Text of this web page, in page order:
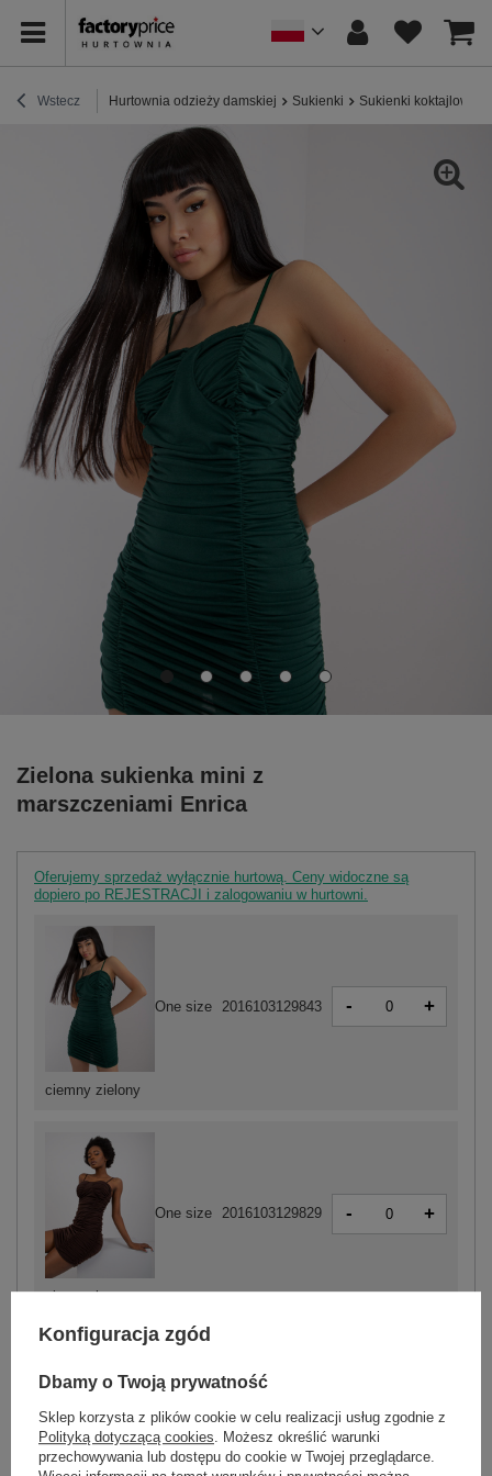
Wstecz Hurtownia odzieży damskiej Sukienki Sukienki koktajlowe /
Zielona sukienka mini z
marszczeniami Enrica
Oferujemy sprzedaż wyłącznie hurtową. Ceny widoczne są
dopiero po REJESTRACJI i zalogowaniu w hurtowni.
ciemny zielony
One size 2016103129843 - +
ciemny brązowy
One size 2016103129829 - +
ZALOGUJ SIĘ I ZOBACZ CENĘ
Masz pytanie? Chętnie pomożemy.
Zadzwoń
+48 601 547 740 Zadaj pytanie
Konfiguracja zgód
Dbamy o Twoją prywatność
Sklep korzysta z plików cookie w celu realizacji usług zgodnie z
Polityką dotyczącą cookies . Możesz określić warunki
przechowywania lub dostępu do cookie w Twojej przeglądarce.